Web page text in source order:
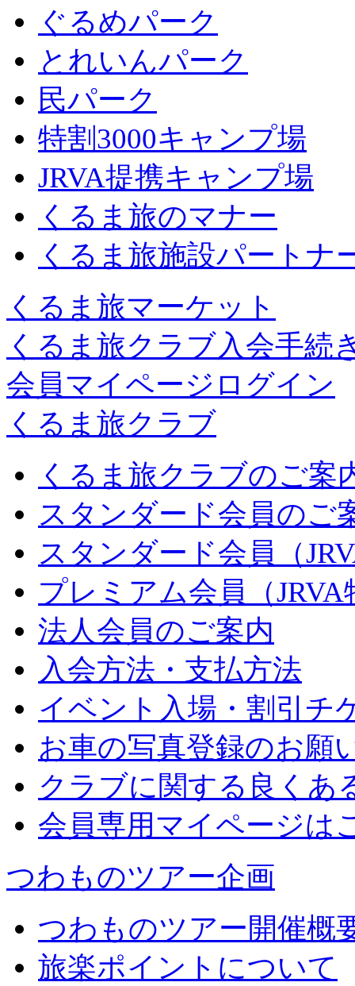
ぐるめパーク
とれいんパーク
民パーク
特割3000キャンプ場
JRVA提携キャンプ場
くるま旅のマナー
くるま旅施設パートナ
くるま旅マーケット
くるま旅クラブ入会手続
会員マイページログイン
くるま旅クラブ
くるま旅クラブのご案
スタンダード会員のご
スタンダード会員（
プレミアム会員（
法人会員のご案内
入会方法・支払方法
イベント入場・割引チ
お車の写真登録のお願
クラブに関する良くあ
会員専用マイページは
つわものツアー企画
つわものツアー開催概
旅楽ポイントについて